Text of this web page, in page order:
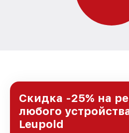
Скидка -25% на
любого
Leupold